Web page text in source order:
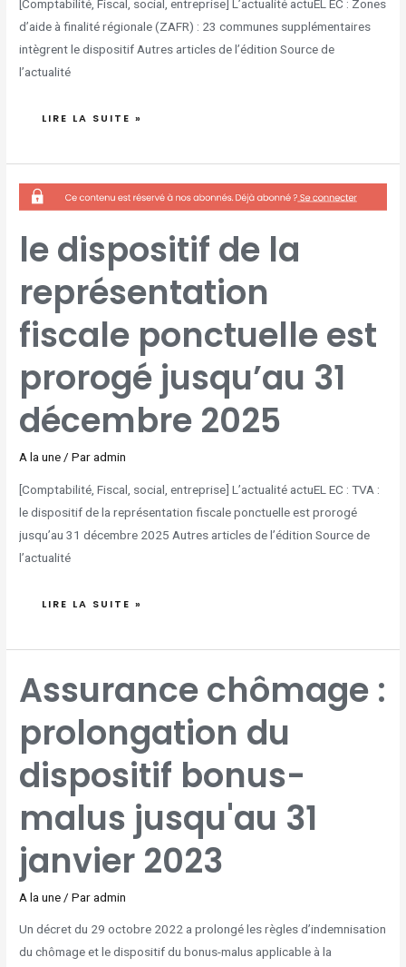
[Comptabilité, Fiscal, social, entreprise] L’actualité actuEL EC : Zones
d’aide à finalité régionale (ZAFR) : 23 communes supplémentaires
intègrent le dispositif Autres articles de l’édition Source de
l’actualité
LIRE LA SUITE »
le dispositif de la
représentation
fiscale ponctuelle est
prorogé jusqu’au 31
décembre 2025
A la une/ Paradmin
[Comptabilité, Fiscal, social, entreprise] L’actualité actuEL EC : TVA :
le dispositif de la représentation fiscale ponctuelle est prorogé
jusqu’au 31 décembre 2025 Autres articles de l’édition Source de
l’actualité
LE
DISPOSITIF
DE
LA
PONCTUELLE
EST
PROROGÉ
JUSQU’AU
DÉCEMBRE
2025
LIRE LA SUITE »
Assurance chômage :
prolongation du
dispositif bonus-
malus jusqu'au 31
janvier 2023
A la une / Paradmin
Un décret du 29 octobre 2022 a prolongé les règles d’indemnisation
du chômage et le dispositif du bonus-malus applicable à la
CHÔMAGE
:
PROLONGATION
DISPOSITIF
BONUS-
MALUS
JUSQU'AU
JANVIER
2023